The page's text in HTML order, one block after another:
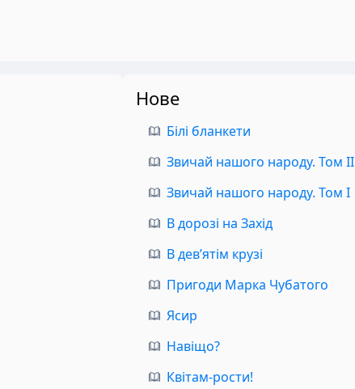
Нове
Білі бланкети
Звичай нашого народу. Том II
Звичай нашого народу. Том I
В дорозі на Захід
В дев’ятім крузі
Пригоди Марка Чубатого
Ясир
Навіщо?
Квітам-рости!